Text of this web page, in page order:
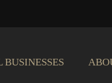
BUSINESSES